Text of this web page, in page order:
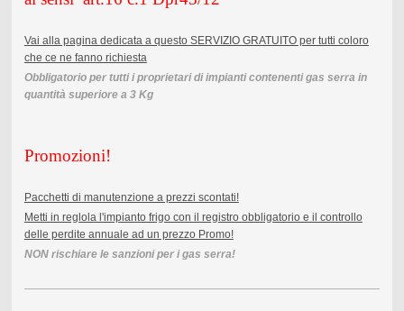
Vai alla pagina dedicata a questo SERVIZIO GRATUITO per tutti coloro
che ce ne fanno richiesta
Obbligatorio per tutti i proprietari di impianti contenenti gas serra in
quantità superiore a 3 Kg
Promozioni!
Pacchetti di manutenzione a prezzi scontati!
Metti in reglola l'impianto frigo con il registro obbligatorio e il controllo
delle perdite annuale ad un prezzo Promo!
NON rischiare le sanzioni per i gas serra!